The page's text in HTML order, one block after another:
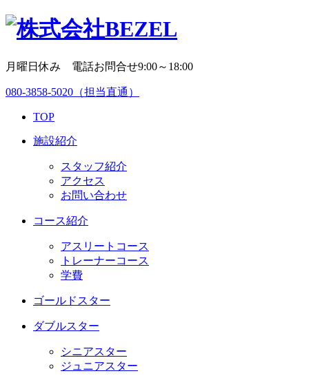
月曜日休み 電話お問合せ9:00～18:00
080-3858-5020 （担当直通）
TOP
施設紹介
スタッフ紹介
アクセス
お問い合わせ
コース紹介
アスリートコース
トレーナーコース
学費
ゴールドスター
ダブルスター
シニアスター
ジュニアスター